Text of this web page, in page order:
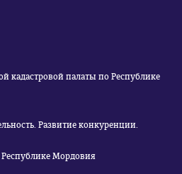
кадастровой палаты по Республике
Развитие конкуренции.
Мордовия